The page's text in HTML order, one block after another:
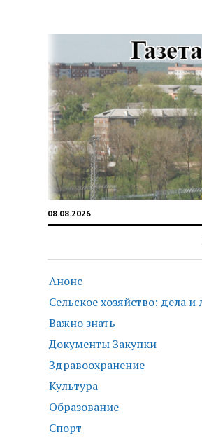
08.08.2026
Анонс
Сельское хозяйство: дела
Важно знать
Документы Закупки
Здравоохранение
Культура
Образование
Спорт